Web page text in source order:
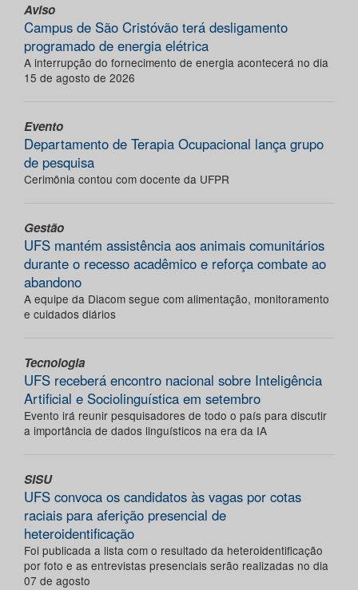
Aviso
Campus de São Cristóvão terá desligamento
programado de energia elétrica
A interrupção do fornecimento de energia acontecerá no dia
15 de agosto de 2026
Evento
Departamento de Terapia Ocupacional lança grupo
de pesquisa
Cerimônia contou com docente da UFPR
Gestão
UFS mantém assistência aos animais comunitários
durante o recesso acadêmico e reforça combate ao
abandono
A equipe da Diacom segue com alimentação, monitoramento
e cuidados diários
Tecnologia
UFS receberá encontro nacional sobre Inteligência
Artificial e Sociolinguística em setembro
Evento irá reunir pesquisadores de todo o país para discutir
a importância de dados linguísticos na era da IA
SISU
UFS convoca os candidatos às vagas por cotas
raciais para aferição presencial de
heteroidentificação
Foi publicada a lista com o resultado da heteroidentificação
por foto e as entrevistas presenciais serão realizadas no dia
07 de agosto